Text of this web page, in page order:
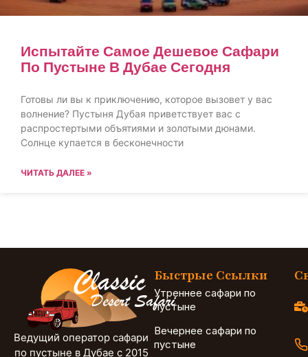
Испытайте Самое Дешевое Сафари
По Пустыне В Дубае Сегодня
Готовы ли вы к приключению, которое вызовет у вас
волнение? Пустыня Дубая приветствует вас с
распростертыми объятиями и золотыми дюнами.
Солнце купается в бесконечности
ЧИТАТЬ ДАЛЕЕ »
Ведущий оператор сафари
по пустыне в Дубае с 2015
Быстрые Ссылки
Утреннее сафари по
пустыне
Вечернее сафари по
пустыне